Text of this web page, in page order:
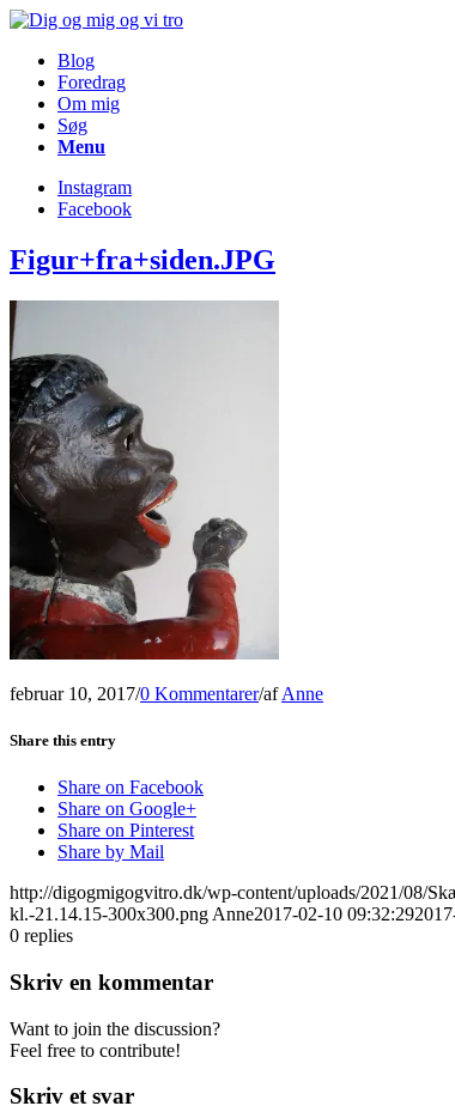
Blog
Foredrag
Om mig
Søg
Menu
Instagram
Facebook
Figur+fra+siden.JPG
februar 10, 2017/0 Kommentarer/afAnne
Share this entry
Share on Facebook
Share on Google+
Share on Pinterest
Share by Mail
http://digogmigogvitro.dk/wp-content/uploads/2021/08/
kl.-21.14.15-300x300.png Anne2017-02-10 09:32:29
0 replies
Skriv en kommentar
Want to join the discussion?
Feel free to contribute!
Skriv et svar